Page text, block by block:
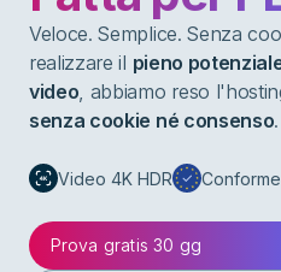
Veloce. Semplice. Senza
realizzare il pieno
video, abbiamo reso
senza cookie né consenso.
Video 4K HDR Conforme
Prova gratis 30 gg